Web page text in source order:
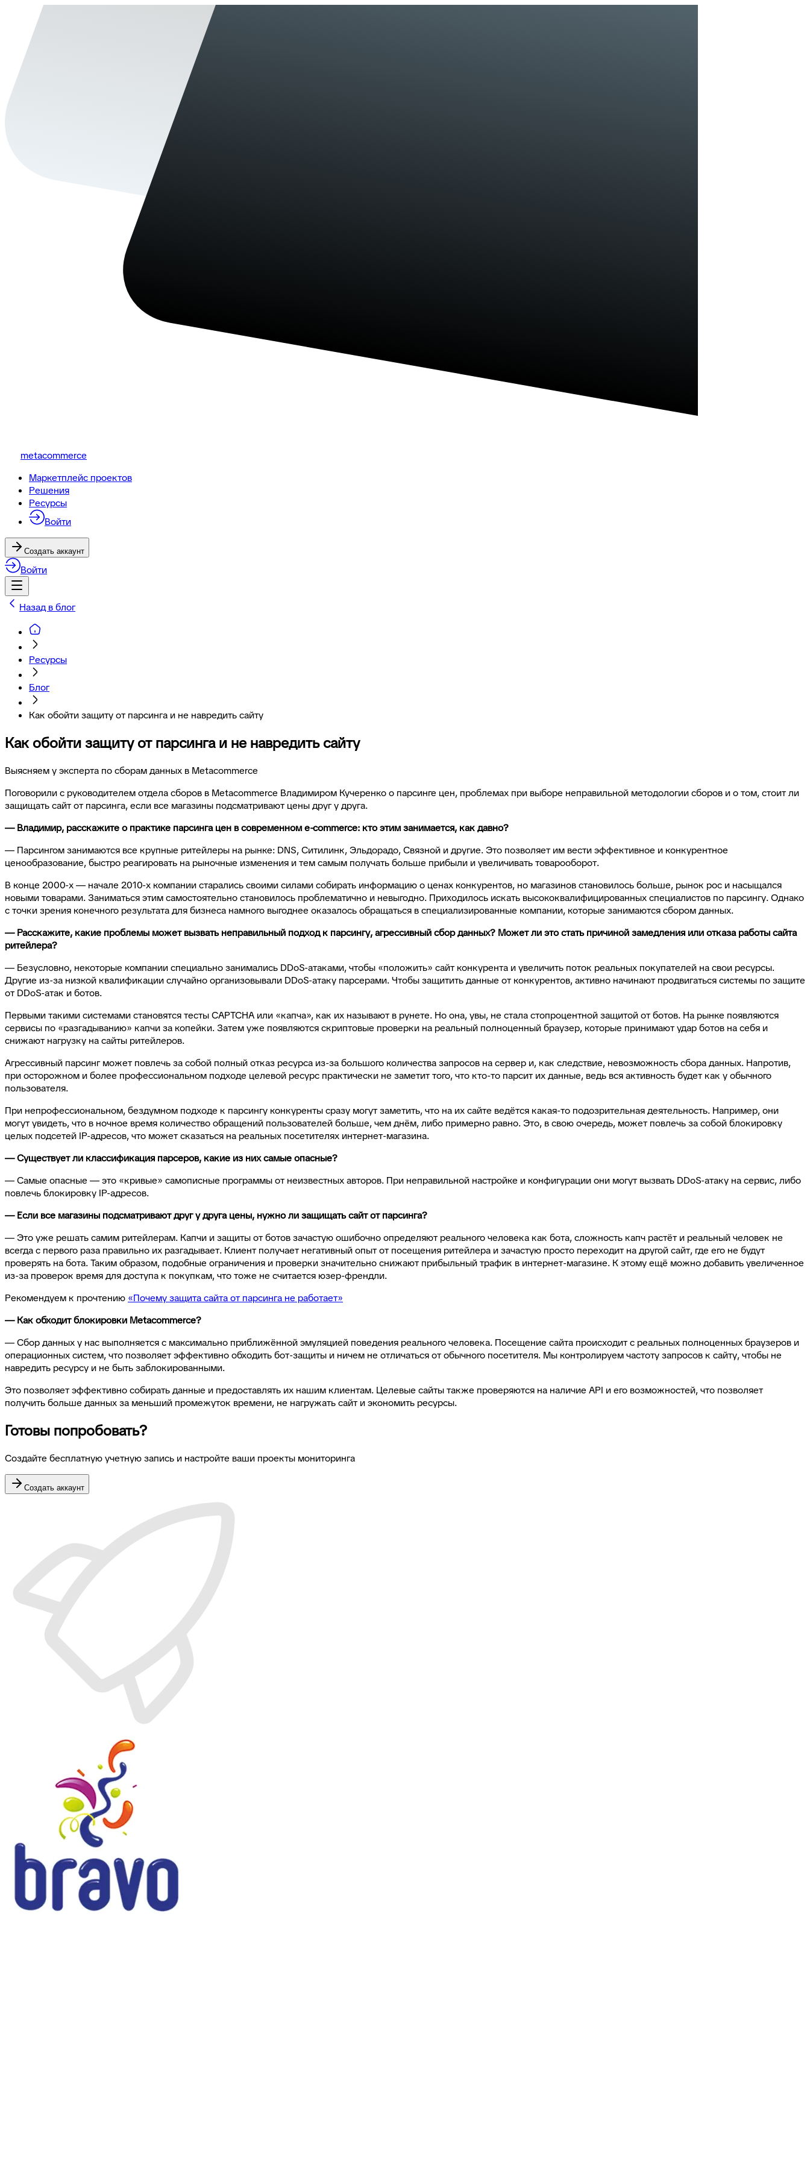
metacommerce
Маркетплейс проектов
Решения
Ресурсы
Войти
Создать аккаунт
Войти
Назад в блог
Ресурсы
Блог
Как обойти защиту от парсинга и не навредить сайту
Как обойти защиту от парсинга и не навредить сайту
Выясняем у эксперта по сборам данных в Metacommerce
Поговорили с руководителем отдела сборов в Metacommerce Владимиром Кучеренко о парсинге цен, проблемах при выборе неправильной методологии сборов и о том, стоит ли
защищать сайт от парсинга, если все магазины подсматривают цены друг у друга.
— Владимир, расскажите о практике парсинга цен в современном e-commerce: кто этим занимается, как давно?
— Парсингом занимаются все крупные ритейлеры на рынке: DNS, Ситилинк, Эльдорадо, Связной и другие. Это позволяет им вести эффективное и конкурентное
ценообразование, быстро реагировать на рыночные изменения и тем самым получать больше прибыли и увеличивать товарооборот.
В конце 2000-х — начале 2010-х компании старались своими силами собирать информацию о ценах конкурентов, но магазинов становилось больше, рынок рос и насыщался
новыми товарами. Заниматься этим самостоятельно становилось проблематично и невыгодно. Приходилось искать высококвалифицированных специалистов по парсингу. Однако
с точки зрения конечного результата для бизнеса намного выгоднее оказалось обращаться в специализированные компании, которые занимаются сбором данных.
— Расскажите, какие проблемы может вызвать неправильный подход к парсингу, агрессивный сбор данных? Может ли это стать причиной замедления или отказа работы сайта
ритейлера?
— Безусловно, некоторые компании специально занимались DDoS-атаками, чтобы «положить» сайт конкурента и увеличить поток реальных покупателей на свои ресурсы.
Другие из-за низкой квалификации случайно организовывали DDoS-атаку парсерами. Чтобы защитить данные от конкурентов, активно начинают продвигаться системы по защите
от DDoS-атак и ботов.
Первыми такими системами становятся тесты CAPTCHA или «капча», как их называют в рунете. Но она, увы, не стала стопроцентной защитой от ботов. На рынке появляются
сервисы по «разгадыванию» капчи за копейки. Затем уже появляются скриптовые проверки на реальный полноценный браузер, которые принимают удар ботов на себя и
снижают нагрузку на сайты ритейлеров.
Агрессивный парсинг может повлечь за собой полный отказ ресурса из-за большого количества запросов на сервер и, как следствие, невозможность сбора данных. Напротив,
при осторожном и более профессиональном подходе целевой ресурс практически не заметит того, что кто-то парсит их данные, ведь вся активность будет как у обычного
пользователя.
При непрофессиональном, бездумном подходе к парсингу конкуренты сразу могут заметить, что на их сайте ведётся какая-то подозрительная деятельность. Например, они
могут увидеть, что в ночное время количество обращений пользователей больше, чем днём, либо примерно равно. Это, в свою очередь, может повлечь за собой блокировку
целых подсетей IP-адресов, что может сказаться на реальных посетителях интернет-магазина.
— Существует ли классификация парсеров, какие из них самые опасные?
— Самые опасные — это «кривые» самописные программы от неизвестных авторов. При неправильной настройке и конфигурации они могут вызвать DDoS-атаку на сервис, либо
повлечь блокировку IP-адресов.
— Если все магазины подсматривают друг у друга цены, нужно ли защищать сайт от парсинга?
— Это уже решать самим ритейлерам. Капчи и защиты от ботов зачастую ошибочно определяют реального человека как бота, сложность капч растёт и реальный человек не
всегда с первого раза правильно их разгадывает. Клиент получает негативный опыт от посещения ритейлера и зачастую просто переходит на другой сайт, где его не будут
проверять на бота. Таким образом, подобные ограничения и проверки значительно снижают прибыльный трафик в интернет-магазине. К этому ещё можно добавить увеличенное
из-за проверок время для доступа к покупкам, что тоже не считается юзер-френдли.
Рекомендуем к прочтению «Почему защита сайта от парсинга не работает»
— Как обходит блокировки Metacommercе?
— Сбор данных у нас выполняется с максимально приближённой эмуляцией поведения реального человека. Посещение сайта происходит с реальных полноценных браузеров и
операционных систем, что позволяет эффективно обходить бот-защиты и ничем не отличаться от обычного посетителя. Мы контролируем частоту запросов к сайту, чтобы не
навредить ресурсу и не быть заблокированными.
Это позволяет эффективно собирать данные и предоставлять их нашим клиентам. Целевые сайты также проверяются на наличие API и его возможностей, что позволяет
получить больше данных за меньший промежуток времени, не нагружать сайт и экономить ресурсы.
Готовы попробовать?
Создайте бесплатную учетную запись и настройте ваши проекты мониторинга
Создать аккаунт